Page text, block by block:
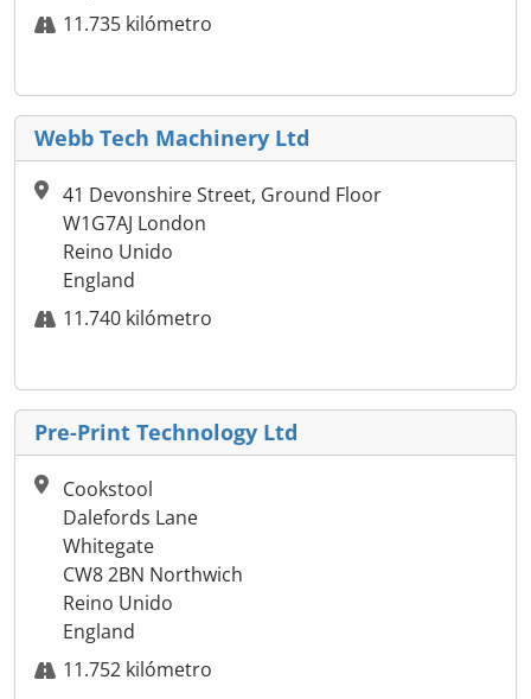
11.735 kilómetro
Webb Tech Machinery Ltd
41 Devonshire Street, Ground Floor
W1G7AJ London
Reino Unido
England
11.740 kilómetro
Pre-Print Technology Ltd
Cookstool
Dalefords Lane
Whitegate
CW8 2BN Northwich
Reino Unido
England
11.752 kilómetro